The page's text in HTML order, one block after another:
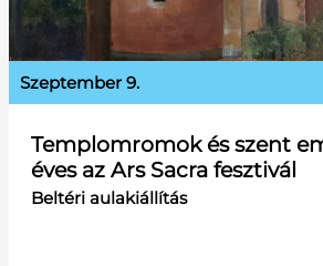
Templomromok és szent
éves az Ars Sacra fesztivál
Beltéri aulakiállítás
szeptember 9.